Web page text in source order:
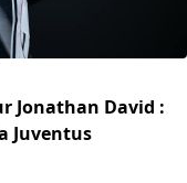
Jonathan David :
Juventus